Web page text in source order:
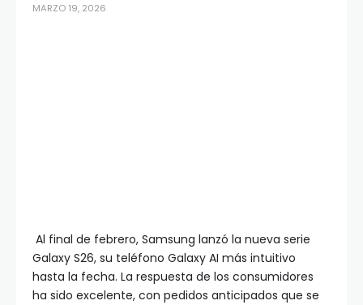
MARZO 19, 2026
Al final de febrero, Samsung lanzó la nueva serie
Galaxy S26, su teléfono Galaxy AI más intuitivo
hasta la fecha. La respuesta de los consumidores
ha sido excelente, con pedidos anticipados que se